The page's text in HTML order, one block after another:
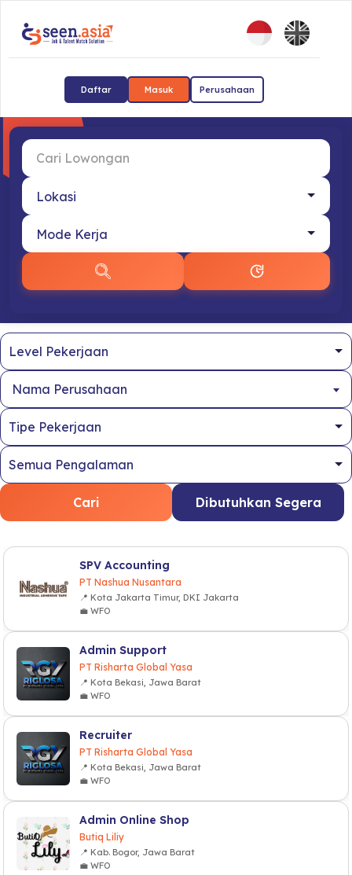
Daftar Masuk Perusahaan
Nama Perusahaan
Cari Dibutuhkan Segera
SPV Accounting
PT Nashua Nusantara
📍 Kota Jakarta Timur, DKI Jakarta
💼 WFO
Admin Support
PT Risharta Global Yasa
📍 Kota Bekasi, Jawa Barat
💼 WFO
Recruiter
PT Risharta Global Yasa
📍 Kota Bekasi, Jawa Barat
💼 WFO
Admin Online Shop
Butiq Liliy
📍 Kab. Bogor, Jawa Barat
💼 WFO